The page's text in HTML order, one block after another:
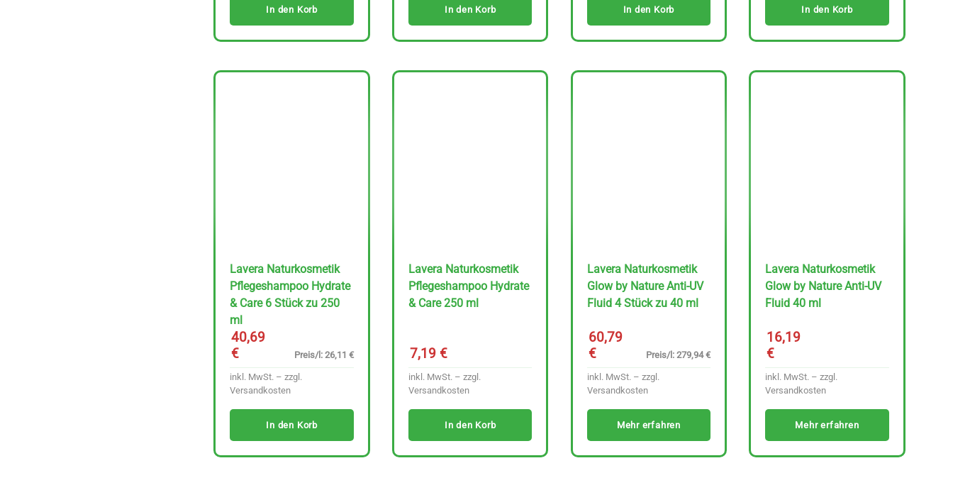
In den Korb In den Korb In den Korb In den Korb
Lavera Naturkosmetik
Pflegeshampoo Hydrate
& Care 6 Stück zu 250
ml
40,69
€
Preis/l: 26,11 €
inkl. MwSt. – zzgl.
Versandkosten
In den Korb
Lavera Naturkosmetik
Pflegeshampoo Hydrate
& Care 250 ml
7,19 €
inkl. MwSt. – zzgl.
Versandkosten
In den Korb
Lavera Naturkosmetik
Glow by Nature Anti-UV
Fluid 4 Stück zu 40 ml
60,79
€
Preis/l: 279,94 €
inkl. MwSt. – zzgl.
Versandkosten
Mehr erfahren
Lavera Naturkosmetik
Glow by Nature Anti-UV
Fluid 40 ml
16,19
€
inkl. MwSt. – zzgl.
Versandkosten
Mehr erfahren